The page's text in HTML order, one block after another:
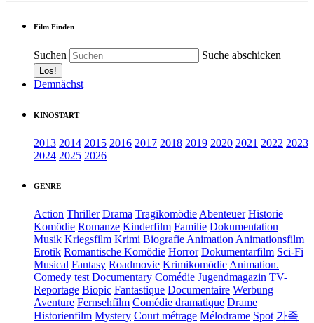
Film Finden
Suchen Suche abschicken
Demnächst
KINOSTART
2013 2014 2015 2016 2017 2018 2019 2020 2021 2022 2023
2024 2025 2026
GENRE
Action Thriller Drama TragikomödieAbenteuer Historie
Komödie Romanze Kinderfilm Familie Dokumentation
Musik Kriegsfilm Krimi BiografieAnimationAnimationsfilm
Erotik Romantische Komödie Horror Dokumentarfilm Sci-Fi
Musical Fantasy Roadmovie KrimikomödieAnimation.
Comedy test Documentary Comédie Jugendmagazin TV-
Reportage Biopic Fantastique Documentaire Werbung
Aventure Fernsehfilm Comédie dramatique Drame
Historienfilm Mystery Court métrage Mélodrame Spot 가족